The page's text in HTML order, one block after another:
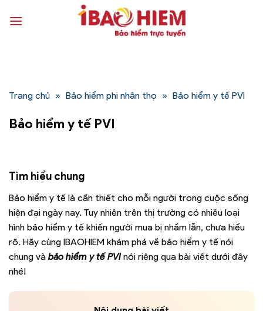
qua
Trang chủ » Bảo hiểm phi nhân thọ » Bảo hiểm y tế PVI
Bảo hiểm y tế PVI
Tìm hiểu chung
Bảo hiểm y tế là cần thiết cho mỗi người trong cuộc sống
hiện đại ngày nay. Tuy nhiên trên thị trường có nhiều loại
hình bảo hiểm y tế khiến người mua bị nhầm lẫn, chưa hiểu
rõ. Hãy cùng IBAOHIEM khám phá về bảo hiểm y tế nói
chung và bảo hiểm y tế PVInói riêng qua bài viết dưới đây
nhé!